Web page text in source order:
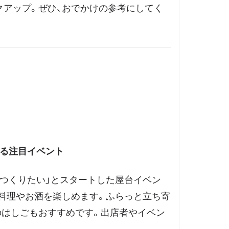
ップ。ぜひ、おでかけの参考にしてく
注目イベント
くりたい」とスタートした屋台イベン
理やお酒を楽しめます。ふらっと立ち寄
しごもおすすめです。出店者やイベン